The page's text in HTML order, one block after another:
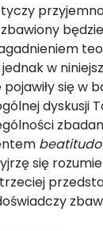
w
się w
dyskusji
beatitudo
się